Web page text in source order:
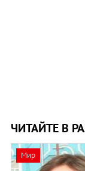
ЧИТАЙТЕ В
Мир